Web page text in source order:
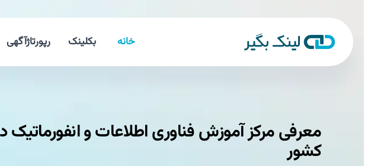
خانه بکلینک رپورتاژآگهی
معرفی مرکز آموزش فناوری اطلاعات و انفورماتیک در
کشور